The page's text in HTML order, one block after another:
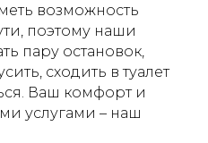
возможность
поэтому наши
пару остановок,
сходить в туалет
Ваш комфорт и
услугами – наш